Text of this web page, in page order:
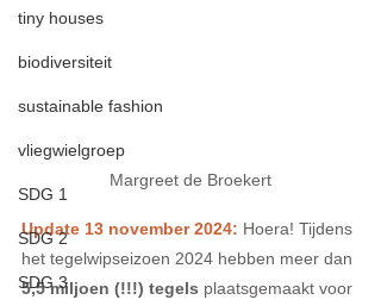
tiny houses
biodiversiteit
sustainable fashion
vliegwielgroep
SDG 1
SDG 2
SDG 3
Margreet de Broekert
Update 13 november 2024: Hoera! Tijdens
het tegelwipseizoen 2024 hebben meer dan
5,5 miljoen (!!!) tegels plaatsgemaakt voor